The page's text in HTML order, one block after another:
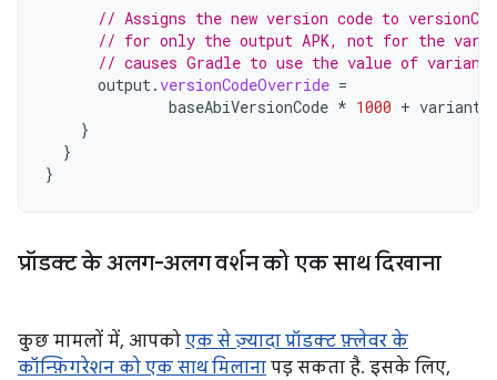
// Assigns the new version code to
// for only the output APK, not for the
// causes Gradle to use the value of
output.versionCodeOverride =
baseAbiVersionCode * 1000 + variant
}
}
}
प्रॉडक्ट के अलग-अलग वर्शन को एक साथ दिखाना
कुछ मामलों में, आपको एक से ज़्यादा प्रॉडक्ट फ़्लेवर के
कॉन्फ़िगरेशन को एक साथ मिलाना पड़ सकता है. इसके लिए,